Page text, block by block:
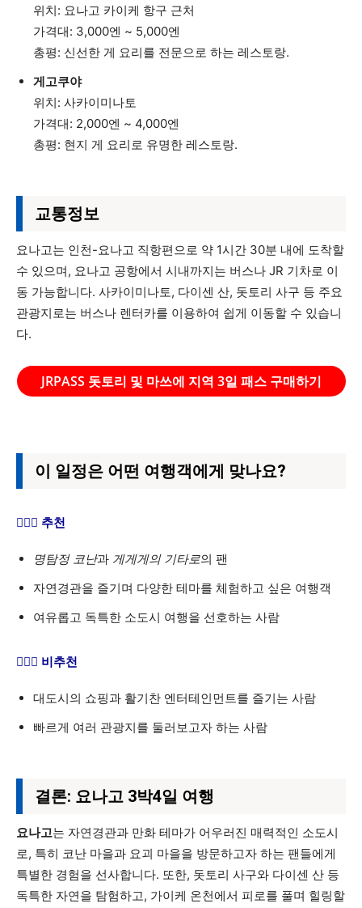
위치: 요나고 카이케 항구 근처
가격대: 3,000엔 ~ 5,000엔
총평: 신선한 게 요리를 전문으로 하는 레스토랑.
게고쿠야
위치: 사카이미나토
가격대: 2,000엔 ~ 4,000엔
총평: 현지 게 요리로 유명한 레스토랑.
교통정보
요나고는 인천-요나고 직항편으로 약 1시간 30분 내에 도착할
수 있으며, 요나고 공항에서 시내까지는 버스나 JR 기차로 이
동 가능합니다. 사카이미나토, 다이센 산, 돗토리 사구 등 주요
관광지로는 버스나 렌터카를 이용하여 쉽게 이동할 수 있습니
다.
JRPASS 돗토리 및 마쓰에 지역 3일 패스 구매하기
이 일정은 어떤 여행객에게 맞나요?
🙆🏻‍♀️ 추천
명탐정 코난과 게게게의 기타로의 팬
자연경관을 즐기며 다양한 테마를 체험하고 싶은 여행객
여유롭고 독특한 소도시 여행을 선호하는 사람
🙅🏻‍♀️ 비추천
대도시의 쇼핑과 활기찬 엔터테인먼트를 즐기는 사람
빠르게 여러 관광지를 둘러보고자 하는 사람
결론: 요나고 3박4일 여행
요나고는 자연경관과 만화 테마가 어우러진 매력적인 소도시
로, 특히 코난 마을과 요괴 마을을 방문하고자 하는 팬들에게
특별한 경험을 선사합니다. 또한, 돗토리 사구와 다이센 산 등
독특한 자연을 탐험하고, 가이케 온천에서 피로를 풀며 힐링할